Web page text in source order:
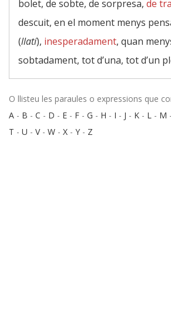
bolet, de sobte, de sorpresa, de
descuit, en el moment menys
(llatí), inesperadament, quan
sobtadament, tot d’una, tot d’un
O llisteu les paraules o expressions que
A - B - C - D - E - F - G - H - I - J - K - L - M -
T - U - V- W - X - Y - Z